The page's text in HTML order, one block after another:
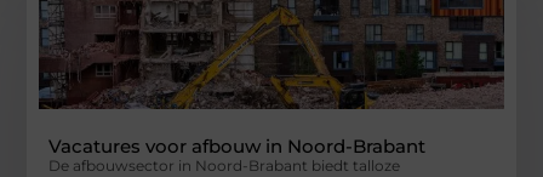
Vacatures voor afbouw in Noord-Brabant
De afbouwsector in Noord-Brabant biedt talloze